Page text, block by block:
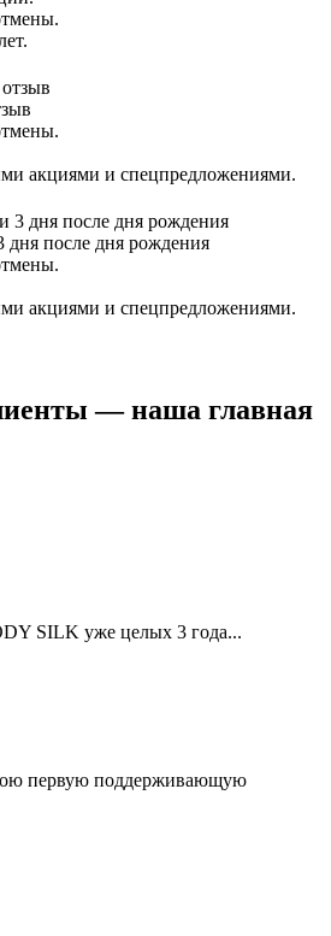
акциями и спецпредложениями.
дня после дня рождения
акциями и спецпредложениями.
— наша главная
SILK уже целых 3 года...
первую поддерживающую